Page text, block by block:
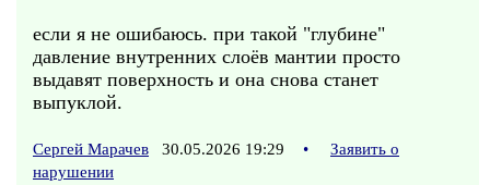
если я не ошибаюсь. при такой "глубине"
давление внутренних слоёв мантии просто
выдавят поверхность и она снова станет
выпуклой.
Сергей Марачев 30.05.2026 19:29 •
Заявить о
нарушении